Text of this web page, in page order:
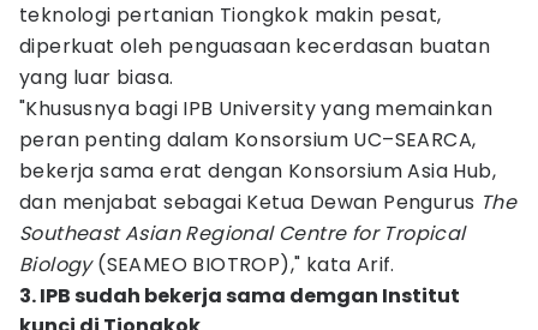
teknologi pertanian Tiongkok makin pesat,
diperkuat oleh penguasaan kecerdasan buatan
yang luar biasa.
"Khususnya bagi IPB University yang memainkan
peran penting dalam Konsorsium UC–SEARCA,
bekerja sama erat dengan Konsorsium Asia Hub,
dan menjabat sebagai Ketua Dewan Pengurus The
Southeast Asian Regional Centre for Tropical
Biology(SEAMEO BIOTROP)," kata Arif.
3. IPB sudah bekerja sama demgan Institut